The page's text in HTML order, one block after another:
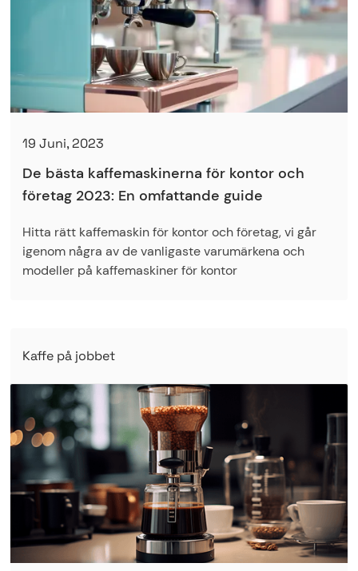
19 Juni, 2023
De bästa kaffemaskinerna för kontor och
företag 2023: En omfattande guide
Hitta rätt kaffemaskin för kontor och företag, vi går
igenom några av de vanligaste varumärkena och
modeller på kaffemaskiner för kontor
Kaffe på jobbet